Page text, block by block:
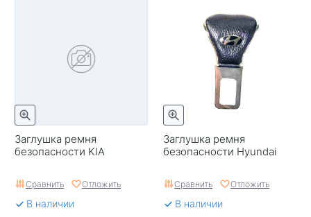
Заглушка ремня
безопасности KIA
Сравнить Отложить
В наличии
Заглушка ремня
безопасности Hyundai
Сравнить Отложить
В наличии